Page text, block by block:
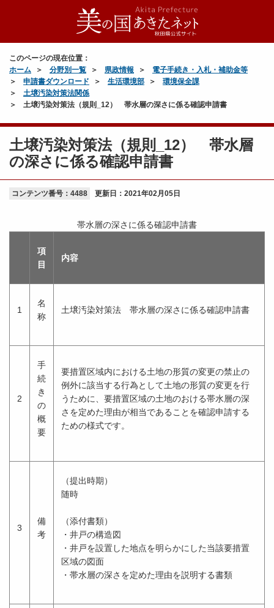
このページの現在位置：
ホーム
分野別一覧 県政情報
電子手続き・入札・補助金等
申請書ダウンロード
生活環境部
環境保全課
土壌汚染対策法関係
土壌汚染対策法（規則_12） 帯水層の深さに係る確認申請書
土壌汚染対策法（規則_12） 帯水層
の深さに係る確認申請書
コンテンツ番号：4488 更新日： 2021年02月05日
帯水層の深さに係る確認申請書
項
目
内容
1
名
称
土壌汚染対策法 帯水層の深さに係る確認申請書
2
手
続
き
の
概
要
要措置区域内における土地の形質の変更の禁止の
例外に該当する行為として土地の形質の変更を行
うために、要措置区域の土地のおける帯水層の深
さを定めた理由が相当であることを確認申請する
ための様式です。
3
備
考
（提出時期）
随時
（添付書類）
・井戸の構造図
・井戸を設置した地点を明らかにした当該要措置
区域の図面
・帯水層の深さを定めた理由を説明する書類